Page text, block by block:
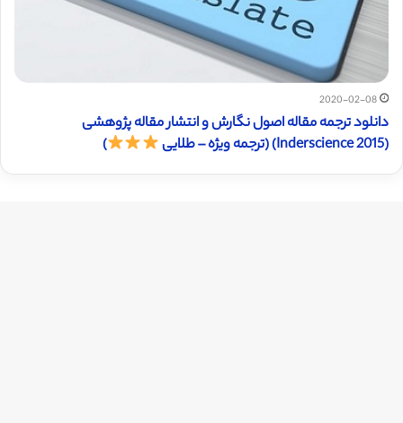
2020-02-08
دانلود ترجمه مقاله اصول نگارش و انتشار مقاله پژوهشی
(Inderscience 2015) (ترجمه ویژه – طلایی
)